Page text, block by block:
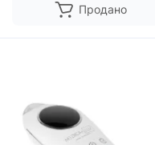
Продано